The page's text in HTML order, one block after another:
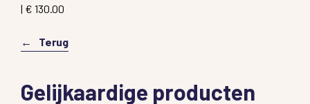
| € 130.00
Terug
Gelijkaardige producten